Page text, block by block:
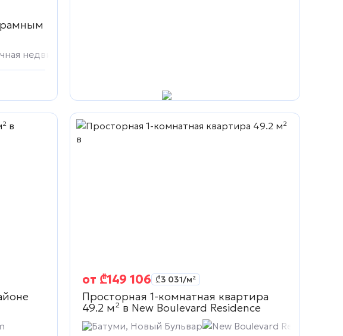
недвижимость
от ₾149 106 ₾3 031/м²
Просторная 1-комнатная квартира
49.2 м² в New Boulevard Residence
Батуми, Новый Бульвар New Boulevard Residence